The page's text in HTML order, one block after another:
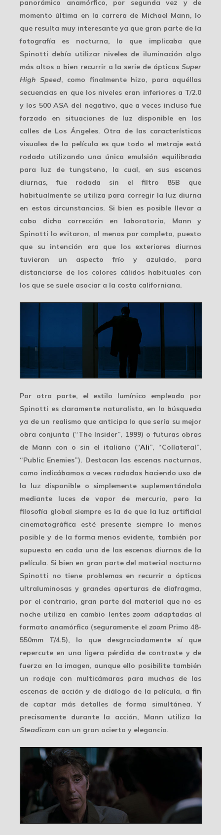
panorámico anamórfico, por segunda vez y de
momento última en la carrera de Michael Mann, lo
que resulta muy interesante ya que gran parte de la
fotografía es nocturna, lo que implicaba que
Spinotti debía utilizar niveles de iluminación algo
más altos o bien recurrir a la serie de ópticas Super
High Speed, como finalmente hizo, para aquéllas
secuencias en que los niveles eran inferiores a T/2.0
y los 500 ASA del negativo, que a veces incluso fue
forzado en situaciones de luz disponible en las
calles de Los Ángeles. Otra de las características
visuales de la película es que todo el metraje está
rodado utilizando una única emulsión equilibrada
para luz de tungsteno, la cual, en sus escenas
diurnas, fue rodada sin el filtro 85B que
habitualmente se utiliza para corregirla luz diurna
en estas circunstancias. Si bien es posible llevar a
cabo dicha corrección en laboratorio, Mann y
Spinotti lo evitaron, al menos por completo, puesto
que su intención era que los exteriores diurnos
tuvieran un aspecto frío y azulado, para
distanciarse de los colores cálidos habituales con
los que se suele asociar a la costa californiana.
Por otra parte, el estilo lumínico empleado por
Spinotti es claramente naturalista, en la búsqueda
ya de un realismo que anticipa lo que sería su mejor
obra conjunta (“The Insider”, 1999) o futuras obras
de Mann con o sin el italiano (“Ali”, “Collateral”,
“Public Enemies”). Destacan las escenas nocturnas,
como indicábamos a veces rodadas haciendo uso de
la luz disponible o simplemente suplementándola
mediante luces de vapor de mercurio, pero la
filosofía global siempre es la de que la luz artificial
cinematográfica esté presente siempre lo menos
posible y de la forma menos evidente, también por
supuesto en cada una de las escenas diurnas de la
película. Si bien en gran parte del material nocturno
Spinotti no tiene problemas en recurrir a ópticas
ultraluminosas y grandes aperturas de diafragma,
por el contrario, gran parte del material que no es
noche utiliza en cambio lenteszoom adaptadas al
formato anamórfico (seguramente el zoom Primo 48-
550mm T/4.5), lo que desgraciadamente sí que
repercute en una ligera pérdida de contraste y de
fuerza en la imagen, aunque ello posibilite también
un rodaje con multicámaraspara muchas de las
escenas de acción y de diálogo de la película, a fin
de captar más detalles de forma simultánea. Y
precisamente durante la acción, Mann utiliza la
Steadicam con un gran acierto y elegancia.